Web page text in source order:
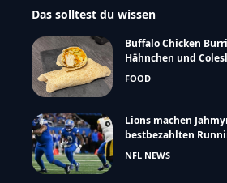
Das solltest du wissen
Buffalo Chicken
Hähnchen und
FOOD
Lions machen
bestbezahlten
NFL NEWS